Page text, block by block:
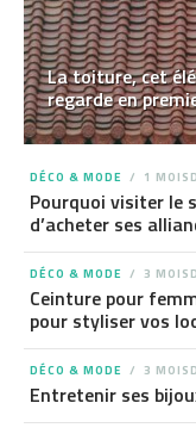
La toiture, cet
regarde en
DÉCO & MODE 1
Pourquoi visiter le
d’acheter ses
DÉCO & MODE 3
Ceinture pour
pour styliser vos
DÉCO & MODE 3
Entretenir ses